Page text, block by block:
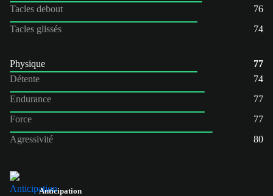
Tacles debout
76
Tacles glissés
74
Physique
77
Détente
74
Endurance
77
Force
77
Agressivité
80
Anticipation